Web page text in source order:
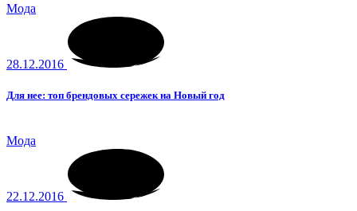
Мода
28.12.2016
Для нее: топ брендовых сережек на Новый год
Мода
22.12.2016